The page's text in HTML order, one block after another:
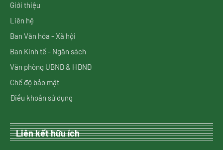
Giới thiệu
Liên hệ
Ban Văn hóa - Xã hội
Ban Kinh tế - Ngân sách
Văn phòng UBND & HĐND
Chế độ bảo mật
Điều khoản sử dụng
Liên kết hữu ích